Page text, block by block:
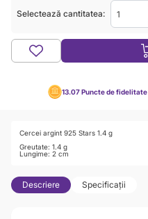
Selectează cantitatea:
13.07 Puncte de fidelitate
Cercei argint 925 Stars 1.4 g
Greutate: 1.4 g
Lungime: 2 cm
Descriere Specificații